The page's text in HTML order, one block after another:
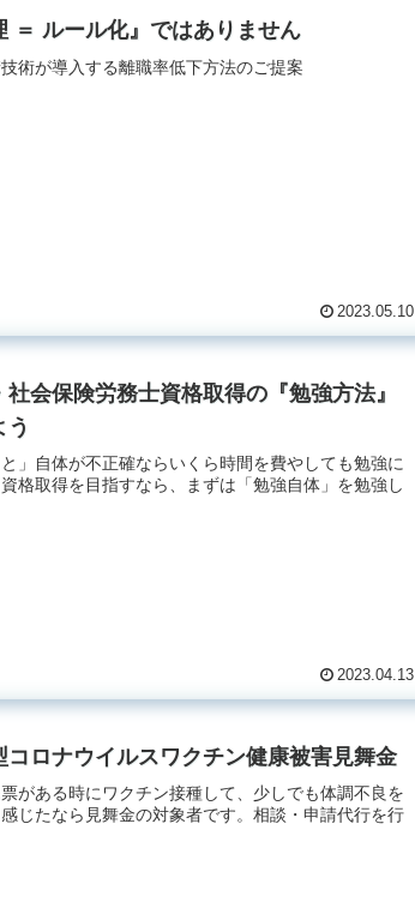
＝ ルール化』ではありません
術が導入する離職率低下方法のご提案
2023.05.10
会保険労務士資格取得の『勉強方法』
う
と」自体が不正確ならいくら時間を費やしても勉強に
格取得を目指すなら、まずは「勉強自体」を勉強し
2023.04.13
コロナウイルスワクチン健康被害見舞金
がある時にワクチン接種して、少しでも体調不良を
じたなら見舞金の対象者です。相談・申請代行を行